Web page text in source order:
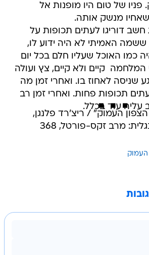
של טום היו מופנות אל
מנשק אותה.
דוריגו לעתים תכופות על
ששמה האמיתי לא היה ידוע לו,
כמו האוכל שעליו חלם בכל יום
 קיים ולא קיים, צץ ועולה
שניסה לאחוז בו. ואחרי זמן מה
תכופות פחות. ואחרי זמן רב
עליה עוד בכלל.
העמוק" / ריצ'רד פלנגן,
הוצאת מטר, מאנגלית: מרב זקס-פורטל, 368
העמוק